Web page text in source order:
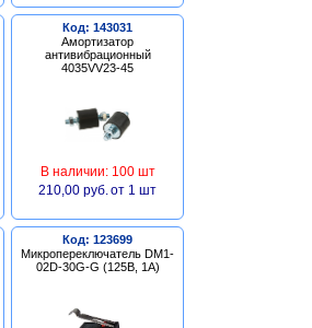
Код: 143031
Амортизатор
антивибрационный
4035VV23-45
В наличии: 100 шт
210,00 руб. от 1 шт
Код: 123699
Микропереключатель DM1-
02D-30G-G (125В, 1А)